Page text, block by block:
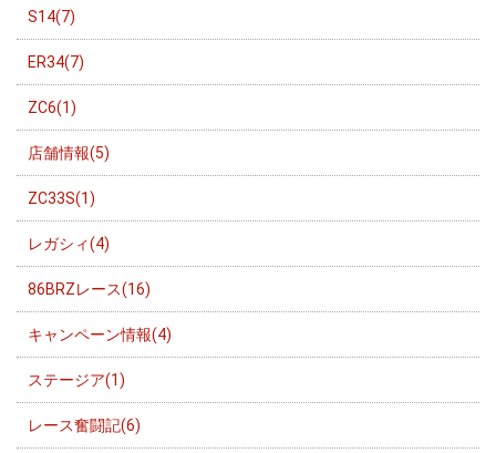
S14(7)
ER34(7)
ZC6(1)
店舗情報(5)
ZC33S(1)
レガシィ(4)
86BRZレース(16)
キャンペーン情報(4)
ステージア(1)
レース奮闘記(6)